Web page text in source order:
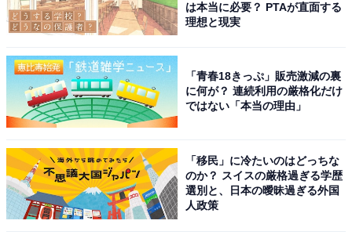
は本当に必要？ PTAが直面する
理想と現実
「青春18きっぷ」販売激減の裏
に何が？ 連続利用の厳格化だけ
ではない「本当の理由」
「移民」に冷たいのはどっちな
のか？ スイスの厳格過ぎる学歴
選別と、日本の曖昧過ぎる外国
人政策